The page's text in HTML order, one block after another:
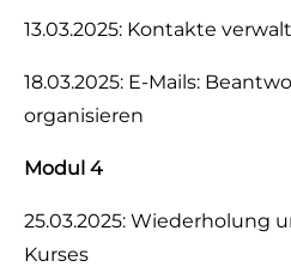
13.03.2025: Kontakte
18.03.2025: E-Mails:
organisieren
Modul 4
25.03.2025: Wiederholung
Kurses